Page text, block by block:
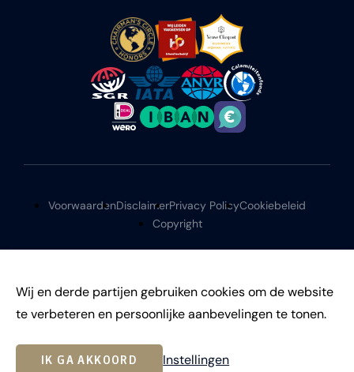
Wij en derde partijen gebruiken cookies om de website
te verbeteren en persoonlijke aanbevelingen te tonen.
IK GA AKKOORD Instellingen
VoorwaardenDisclaimerPrivacy PolicyCookiebeleid
Copyright
©2026